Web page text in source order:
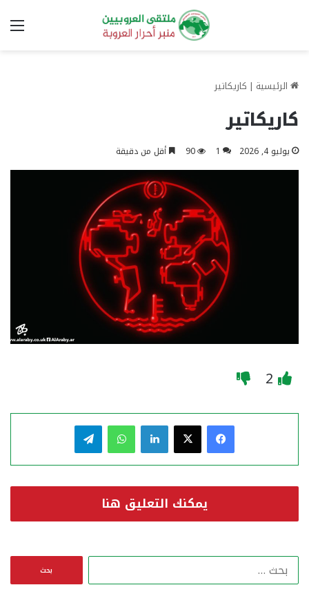
الرئيسية | كاريكاتير
كاريكاتير
يوليو 4, 2026 1
90 أقل من دقيقة
2
فيسبوك لينكدإن واتساب
يمكنك التعليق هنا